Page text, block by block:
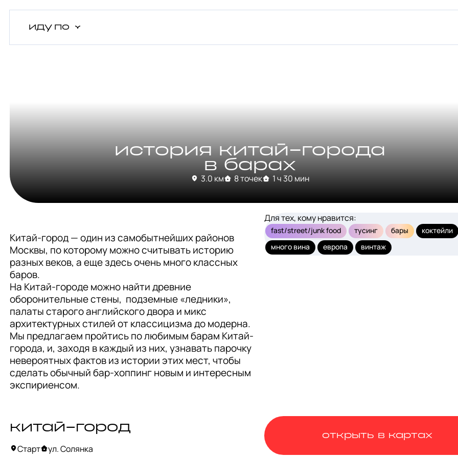
иду по
история китай-города
в барах
3.0 км 8 точек 1 ч 30 мин
Китай-город — один из самобытнейших районов
Москвы, по которому можно считывать историю
разных веков, а еще здесь очень много классных
баров.
На Китай-городе можно найти древние
оборонительные стены,  подземные «ледники»,
палаты старого английского двора и микс
архитектурных стилей от классицизма до модерна.
Мы предлагаем пройтись по любимым барам Китай-
города, и, заходя в каждый из них, узнавать парочку
невероятных фактов из истории этих мест, чтобы
сделать обычный бар-хоппинг новым и интересным
экспириенсом.
китай-город
Старт ул. Солянка
Для тех, кому нравится:
fast/street/junk food тусинг бары
коктейли
много вина
европа винтаж
открыть в картах